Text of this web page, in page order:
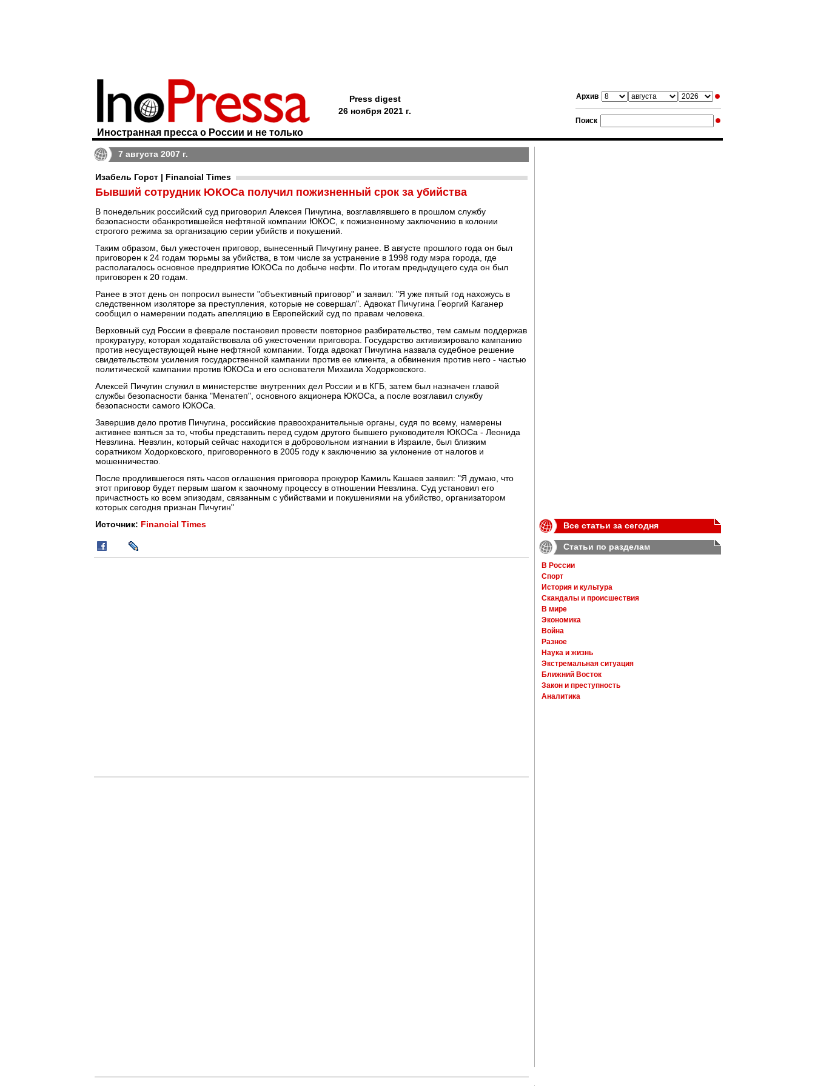
Архив
Поиск
Иностранная пресса о России и не только
Press digest
26 ноября 2021 г.
7 августа 2007 г.
Изабель Горст | Financial Times
Бывший сотрудник ЮКОСа получил пожизненный срок за убийства
В понедельник российский суд приговорил Алексея Пичугина, возглавлявшего в прошлом службу
безопасности обанкротившейся нефтяной компании ЮКОС, к пожизненному заключению в колонии
строгого режима за организацию серии убийств и покушений.
Таким образом, был ужесточен приговор, вынесенный Пичугину ранее. В августе прошлого года он был
приговорен к 24 годам тюрьмы за убийства, в том числе за устранение в 1998 году мэра города, где
располагалось основное предприятие ЮКОСа по добыче нефти. По итогам предыдущего суда он был
приговорен к 20 годам.
Ранее в этот день он попросил вынести "объективный приговор" и заявил: "Я уже пятый год нахожусь в
следственном изоляторе за преступления, которые не совершал". Адвокат Пичугина Георгий Каганер
сообщил о намерении подать апелляцию в Европейский суд по правам человека.
Верховный суд России в феврале постановил провести повторное разбирательство, тем самым поддержав
прокуратуру, которая ходатайствовала об ужесточении приговора. Государство активизировало кампанию
против несуществующей ныне нефтяной компании. Тогда адвокат Пичугина назвала судебное решение
свидетельством усиления государственной кампании против ее клиента, а обвинения против него - частью
политической кампании против ЮКОСа и его основателя Михаила Ходорковского.
Алексей Пичугин служил в министерстве внутренних дел России и в КГБ, затем был назначен главой
службы безопасности банка "Менатеп", основного акционера ЮКОСа, а после возглавил службу
безопасности самого ЮКОСа.
Завершив дело против Пичугина, российские правоохранительные органы, судя по всему, намерены
активнее взяться за то, чтобы представить перед судом другого бывшего руководителя ЮКОСа - Леонида
Невзлина. Невзлин, который сейчас находится в добровольном изгнании в Израиле, был близким
соратником Ходорковского, приговоренного в 2005 году к заключению за уклонение от налогов и
мошенничество.
После продлившегося пять часов оглашения приговора прокурор Камиль Кашаев заявил: "Я думаю, что
этот приговор будет первым шагом к заочному процессу в отношении Невзлина. Суд установил его
причастность ко всем эпизодам, связанным с убийствами и покушениями на убийство, организатором
которых сегодня признан Пичугин"
Источник: Financial Times Все статьи за сегодня
Статьи по разделам
В России
Спорт
История и культура
Скандалы и происшествия
В мире
Экономика
Война
Разное
Наука и жизнь
Экстремальная ситуация
Ближний Восток
Закон и преступность
Аналитика